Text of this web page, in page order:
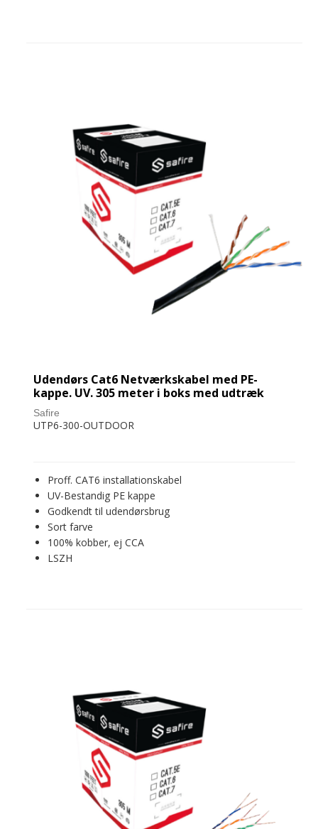
Udendørs Cat6 Netværkskabel med PE-
kappe. UV. 305 meter i boks med udtræk
Safire
UTP6-300-OUTDOOR
Proff. CAT6 installationskabel
UV-Bestandig PE kappe
Godkendt til udendørsbrug
Sort farve
100% kobber, ej CCA
LSZH